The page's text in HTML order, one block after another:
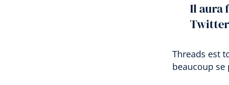
Il aura
Twitter
Threads est
beaucoup